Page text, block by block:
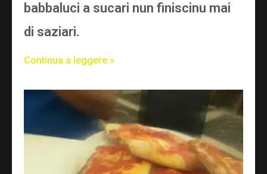
babbaluci a sucari nun finiscinu mai
di saziari.
Continua a leggere »